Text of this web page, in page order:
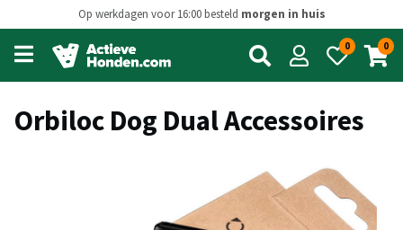
Op werkdagen voor 16:00 besteld morgen in huis
Open
main
menu
0 0
Orbiloc Dog Dual Accessoires